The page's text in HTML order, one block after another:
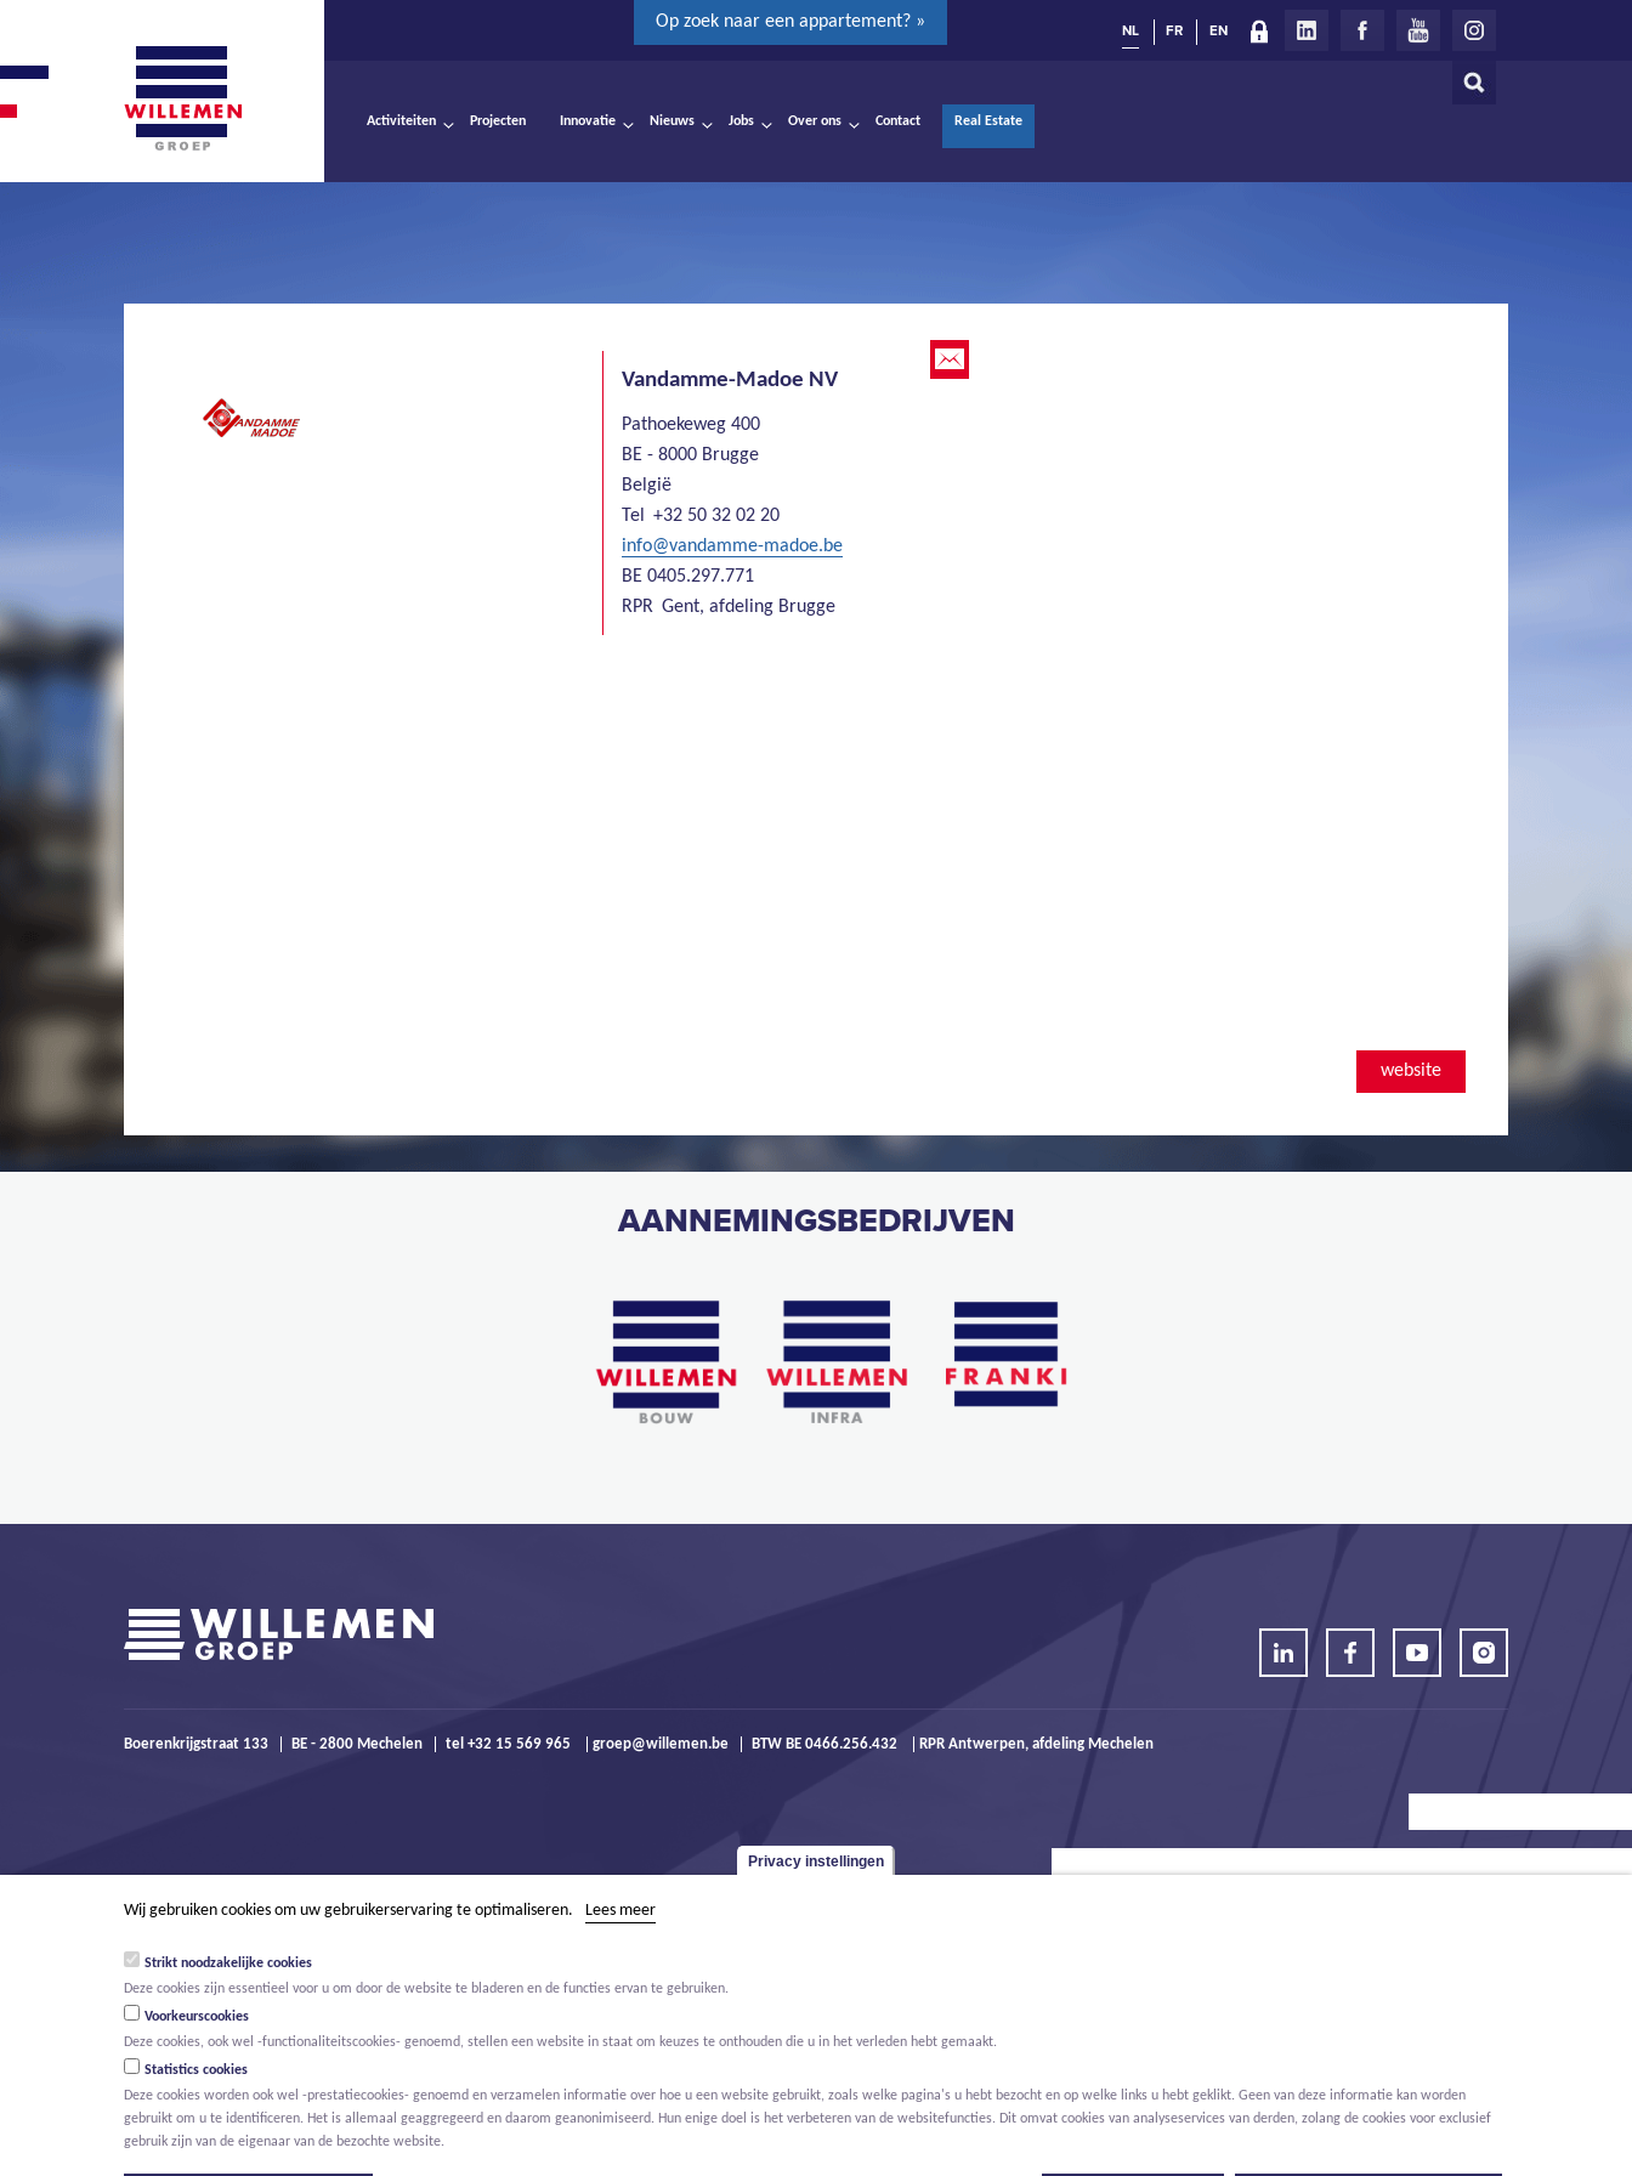
Op zoek naar een appartement? »
Zoeken
NL FR EN
Activiteiten Projecten Innovatie Nieuws Jobs Over ons Contact Real Estate
Vandamme-Madoe NV
Pathoekeweg 400
BE - 8000 Brugge
België
Tel +32 50 32 02 20
info@vandamme-madoe.be
BE 0405.297.771
RPR Gent, afdeling Brugge
website
AANNEMINGSBEDRIJVEN
Boerenkrijgstraat 133 BE - 2800 Mechelen tel +32 15 569 965 groep@willemen.be BTW BE 0466.256.432 RPR Antwerpen, afdeling Mechelen
© Willemen Groep Activiteiten Projecten Innovatie
Privacy instellingen
Wij gebruiken cookies om uw gebruikerservaring te optimaliseren. Lees meer
Strikt noodzakelijke cookies
Deze cookies zijn essentieel voor u om door de website te bladeren en de functies ervan te gebruiken.
Voorkeurscookies
Deze cookies, ook wel -functionaliteitscookies- genoemd, stellen een website in staat om keuzes te onthouden die u in het verleden hebt gemaakt.
Statistics cookies
Deze cookies worden ook wel -prestatiecookies- genoemd en verzamelen informatie over hoe u een website gebruikt, zoals welke pagina's u hebt bezocht en op welke links u hebt geklikt. Geen van deze informatie kan worden
gebruikt om u te identificeren. Het is allemaal geaggregeerd en daarom geanonimiseerd. Hun enige doel is het verbeteren van de websitefuncties. Dit omvat cookies van analyseservices van derden, zolang de cookies voor exclusief
gebruik zijn van de eigenaar van de bezochte website.